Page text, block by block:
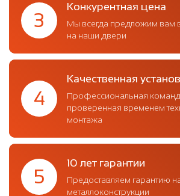
3
Конкурентная цена
Мы всегда предложим вам
на наши двери
4
Качественная
Профессиональная
проверенная временем
монтажа
5
10 лет гарантии
Предоставляем гарантию
металлоконструкции